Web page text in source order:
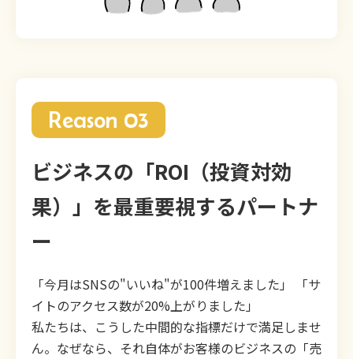
Reason 03
ビジネスの「ROI（投資対効
果）」を最重要視するパートナ
ー
「今月はSNSの"いいね"が100件増えました」 「サ
イトのアクセス数が20%上がりました」
私たちは、こうした中間的な指標だけで満足しませ
ん。なぜなら、それ自体がお客様のビジネスの「売